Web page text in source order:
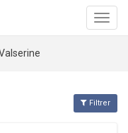
Menu
Filtrer